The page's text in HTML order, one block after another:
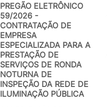
PREGÃO ELETRÔNICO
59/2026 -
CONTRATAÇÃO DE
EMPRESA
ESPECIALIZADA PARA A
PRESTAÇÃO DE
SERVIÇOS DE RONDA
NOTURNA DE
INSPEÇÃO DA REDE DE
ILUMINAÇÃO PÚBLICA